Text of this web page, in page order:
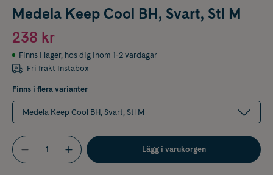
Medela Keep Cool BH, Svart, Stl M
238 kr
Finns i lager, hos dig inom 1-2 vardagar
Fri frakt Instabox
Finns i flera varianter
Medela Keep Cool BH, Svart, Stl M
Lägg i varukorgen